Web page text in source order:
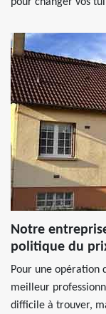
Notre
politique du
Pour une opération
meilleur
difficile à trouver,